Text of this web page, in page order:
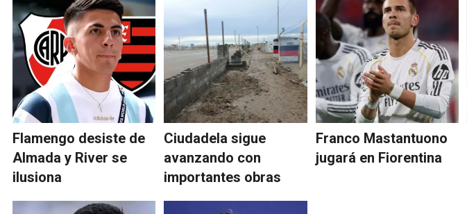
Flamengo desiste de
Almada y River se
ilusiona
Ciudadela sigue
avanzando con
importantes obras
Franco Mastantuono
jugará en Fiorentina